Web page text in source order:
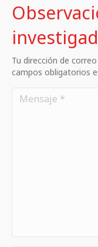
Tu dirección de
campos obligatorios